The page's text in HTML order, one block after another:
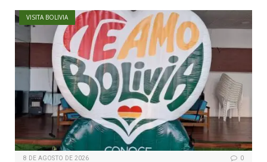
VISITA BOLIVIA
8 DE AGOSTO DE 2026 0